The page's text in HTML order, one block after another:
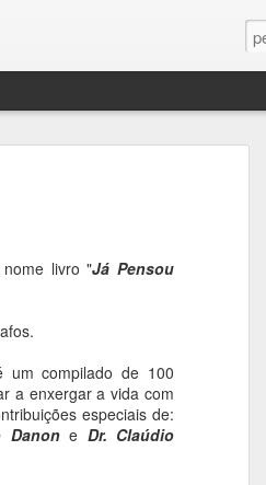
livro "Já Pensou
compilado de 100
a enxergar a vida com
especiais de:
Danone Dr. Claúdio